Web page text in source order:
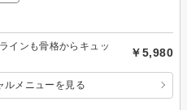
インも骨格からキュッ
￥5,980
ルメニューを見る